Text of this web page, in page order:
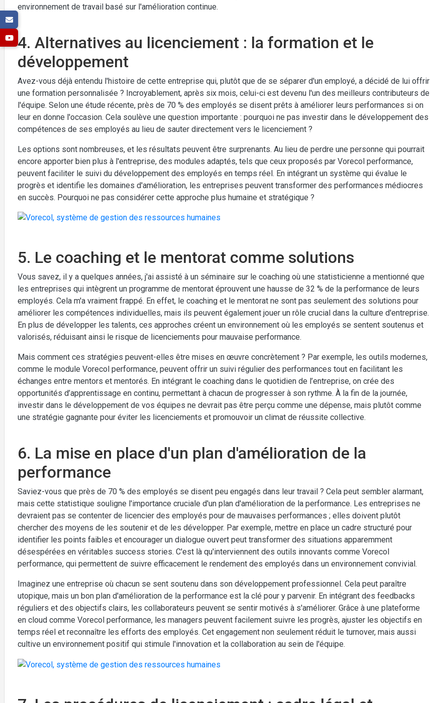
environnement de travail basé sur l'amélioration continue.
4. Alternatives au licenciement : la formation et le
développement
Avez-vous déjà entendu l'histoire de cette entreprise qui, plutôt que de se séparer d'un employé, a décidé de lui offrir
une formation personnalisée ? Incroyablement, après six mois, celui-ci est devenu l'un des meilleurs contributeurs de
l'équipe. Selon une étude récente, près de 70 % des employés se disent prêts à améliorer leurs performances si on
leur en donne l'occasion. Cela soulève une question importante : pourquoi ne pas investir dans le développement des
compétences de ses employés au lieu de sauter directement vers le licenciement ?
Les options sont nombreuses, et les résultats peuvent être surprenants. Au lieu de perdre une personne qui pourrait
encore apporter bien plus à l'entreprise, des modules adaptés, tels que ceux proposés par Vorecol performance,
peuvent faciliter le suivi du développement des employés en temps réel. En intégrant un système qui évalue le
progrès et identifie les domaines d'amélioration, les entreprises peuvent transformer des performances médiocres
en succès. Pourquoi ne pas considérer cette approche plus humaine et stratégique ?
5. Le coaching et le mentorat comme solutions
Vous savez, il y a quelques années, j'ai assisté à un séminaire sur le coaching où une statisticienne a mentionné que
les entreprises qui intègrent un programme de mentorat éprouvent une hausse de 32 % de la performance de leurs
employés. Cela m'a vraiment frappé. En effet, le coaching et le mentorat ne sont pas seulement des solutions pour
améliorer les compétences individuelles, mais ils peuvent également jouer un rôle crucial dans la culture d'entreprise.
En plus de développer les talents, ces approches créent un environnement où les employés se sentent soutenus et
valorisés, réduisant ainsi le risque de licenciements pour mauvaise performance.
Mais comment ces stratégies peuvent-elles être mises en œuvre concrètement ? Par exemple, les outils modernes,
comme le module Vorecol performance, peuvent offrir un suivi régulier des performances tout en facilitant les
échanges entre mentors et mentorés. En intégrant le coaching dans le quotidien de l’entreprise, on crée des
opportunités d’apprentissage en continu, permettant à chacun de progresser à son rythme. À la fin de la journée,
investir dans le développement de vos équipes ne devrait pas être perçu comme une dépense, mais plutôt comme
une stratégie gagnante pour éviter les licenciements et promouvoir un climat de réussite collective.
6. La mise en place d'un plan d'amélioration de la
performance
Saviez-vous que près de 70 % des employés se disent peu engagés dans leur travail ? Cela peut sembler alarmant,
mais cette statistique souligne l'importance cruciale d'un plan d'amélioration de la performance. Les entreprises ne
devraient pas se contenter de licencier des employés pour de mauvaises performances ; elles doivent plutôt
chercher des moyens de les soutenir et de les développer. Par exemple, mettre en place un cadre structuré pour
identifier les points faibles et encourager un dialogue ouvert peut transformer des situations apparemment
désespérées en véritables success stories. C'est là qu'interviennent des outils innovants comme Vorecol
performance, qui permettent de suivre efficacement le rendement des employés dans un environnement convivial.
Imaginez une entreprise où chacun se sent soutenu dans son développement professionnel. Cela peut paraître
utopique, mais un bon plan d'amélioration de la performance est la clé pour y parvenir. En intégrant des feedbacks
réguliers et des objectifs clairs, les collaborateurs peuvent se sentir motivés à s'améliorer. Grâce à une plateforme
en cloud comme Vorecol performance, les managers peuvent facilement suivre les progrès, ajuster les objectifs en
temps réel et reconnaître les efforts des employés. Cet engagement non seulement réduit le turnover, mais aussi
cultive un environnement positif qui stimule l'innovation et la collaboration au sein de l'équipe.